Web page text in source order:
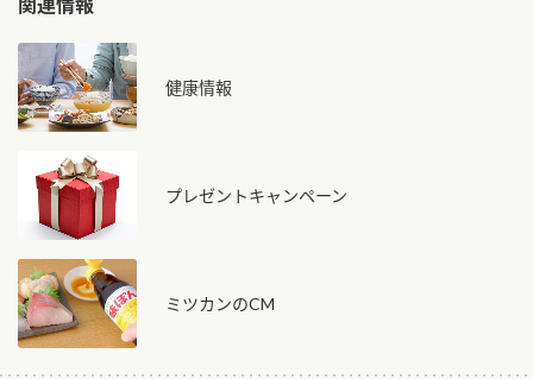
健康情報
プレゼントキャンペーン
ミツカンのCM